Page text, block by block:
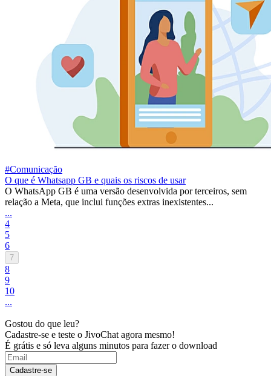
#Comunicação
O que é Whatsapp GB e quais os riscos de usar
O WhatsApp GB é uma versão desenvolvida por terceiros, sem
relação a Meta, que inclui funções extras inexistentes...
...
4
5
6
7
8
9
10
...
Gostou do que leu?
Cadastre-se e teste o JivoChat agora mesmo!
É grátis e só leva alguns minutos para fazer o download
Cadastre-se